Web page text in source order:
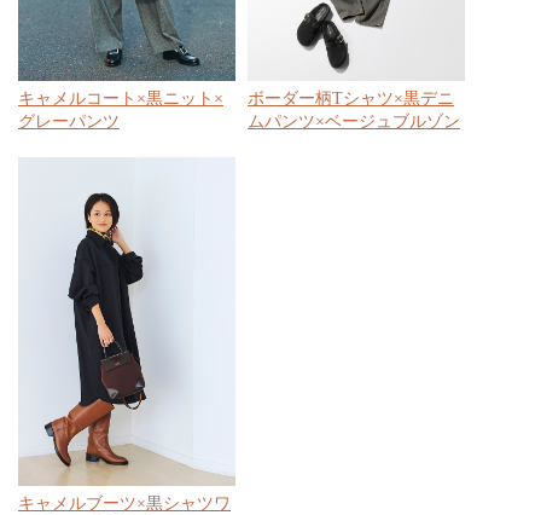
キャメルコート×黒ニット×
グレーパンツ
ボーダー柄Tシャツ×黒デニ
ムパンツ×ベージュブルゾン
キャメルブーツ×黒シャツワ